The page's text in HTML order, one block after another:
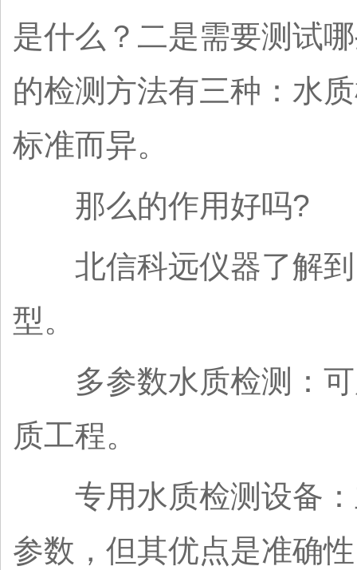
是什么？二是需要测试
的检测方法有三种：水
标准而异。
那么的作用好吗?
北信科远仪器了解到
型。
多参数水质检测：可
质工程。
专用水质检测设备：
参数，但其优点是准确